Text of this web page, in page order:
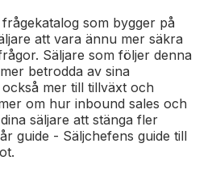
som bygger på
att vara ännu mer säkra
Säljare som följer denna
betrodda av sina
mer till tillväxt och
om hur inbound sales och
säljare att stänga fler
guide - Säljchefens guide till